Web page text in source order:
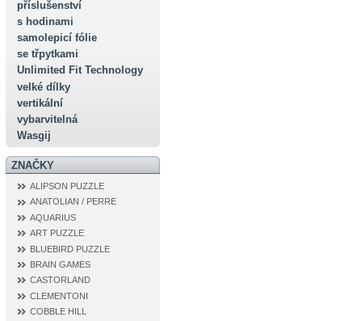
příslušenství
s hodinami
samolepicí fólie
se třpytkami
Unlimited Fit Technology
velké dílky
vertikální
vybarvitelná
Wasgij
ZNAČKY
ALIPSON PUZZLE
ANATOLIAN / PERRE
AQUARIUS
ART PUZZLE
BLUEBIRD PUZZLE
BRAIN GAMES
CASTORLAND
CLEMENTONI
COBBLE HILL